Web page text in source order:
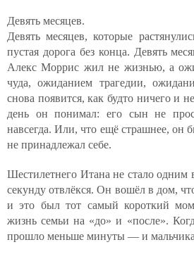
Девять месяцев.
Девять месяцев, которые
пустая дорога без конца. Девять
Алекс Моррис жил не жизнью, а
чуда, ожиданием трагедии,
снова появится, как будто ничего и
день он понимал: его сын не
навсегда. Или, что ещё страшнее, он
не принадлежал себе.
Шестилетнего Итана не стало одним
секунду отвлёкся. Он вошёл в дом,
и это был тот самый короткий
жизнь семьи на «до» и «после».
прошло меньше минуты — и